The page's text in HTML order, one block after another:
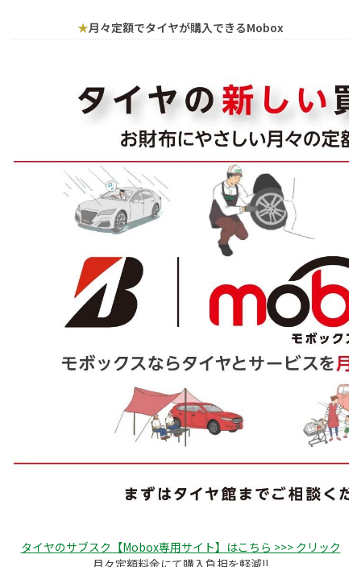
★月々定額でタイヤが購入できるMobox
タイヤのサブスク【Mobox専用サイト】はこちら >>> クリック
月々定額料金にて購入負担を軽減!!